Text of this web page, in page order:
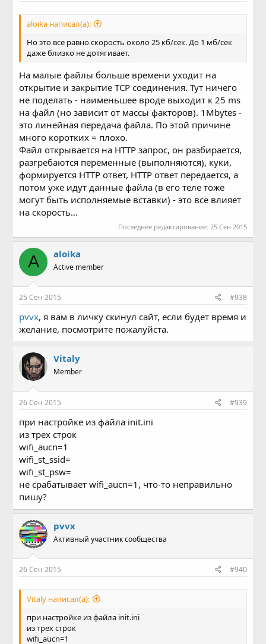
aloika написал(а):
Но это все равно скорость около 25 кб/сек. До 1 мб/сек
даже близко не дотягивает.
На малые файлы больше времени уходит на
открытие и закрытие TCP соединения. Тут ничего
не поделать - наименьшее вроде выходит к 25 ms
на файл (но зависит от массы факторов). 1Mbytes -
это линейная передача файла. По этой причине
много коротких = плохо.
Файл открывается на HTTP запрос, он разбирается,
разгребаются переменные (выполняются), куки,
формируется HTTP ответ, HTTP ответ передается, а
потом уже идут данные файла (в его теле тоже
могут быть исполняемые вставки) - это всё влияет
на скороcть...
Последнее редактирование: 25 Сен 2015
A aloika
Active member
25 Сен 2015 #938
pvvx, я вам в личку скинул сайт, если будет время и
желание, посмотрите пожалуйста.
Vitaly
Member
26 Сен 2015 #939
при настройке из файла init.ini
из трех строк
wifi_aucn=1
wifi_st_ssid=
wifi_st_psw=
не срабатывает wifi_aucn=1, что-то неправильно
пишу?
pvvx
Активный участник сообщества
26 Сен 2015 #940
Vitaly написал(а):
при настройке из файла init.ini
из трех строк
wifi_aucn=1